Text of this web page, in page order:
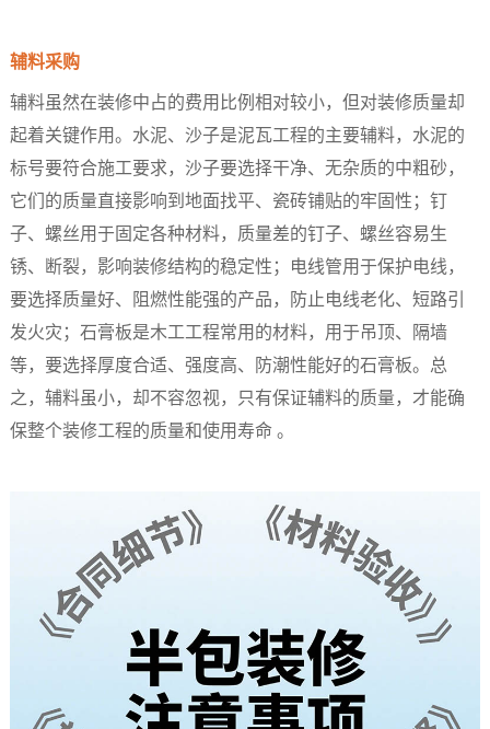
辅料采购​
辅料虽然在装修中占的费用比例相对较小，但对装修质量却
起着关键作用。水泥、沙子是泥瓦工程的主要辅料，水泥的
标号要符合施工要求，沙子要选择干净、无杂质的中粗砂，
它们的质量直接影响到地面找平、瓷砖铺贴的牢固性；钉
子、螺丝用于固定各种材料，质量差的钉子、螺丝容易生
锈、断裂，影响装修结构的稳定性；电线管用于保护电线，
要选择质量好、阻燃性能强的产品，防止电线老化、短路引
发火灾；石膏板是木工工程常用的材料，用于吊顶、隔墙
等，要选择厚度合适、强度高、防潮性能好的石膏板。总
之，辅料虽小，却不容忽视，只有保证辅料的质量，才能确
保整个装修工程的质量和使用寿命 。​